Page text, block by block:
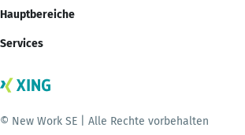
Hauptbereiche
Services
© New Work SE | Alle Rechte vorbehalten